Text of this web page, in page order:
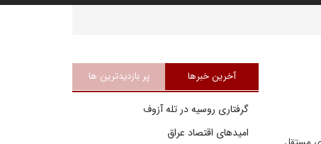
آخرین خبرها پر بازدیدترین ها
گرفتاری روسیه در تله آزوف
امیدهای اقتصاد عراق